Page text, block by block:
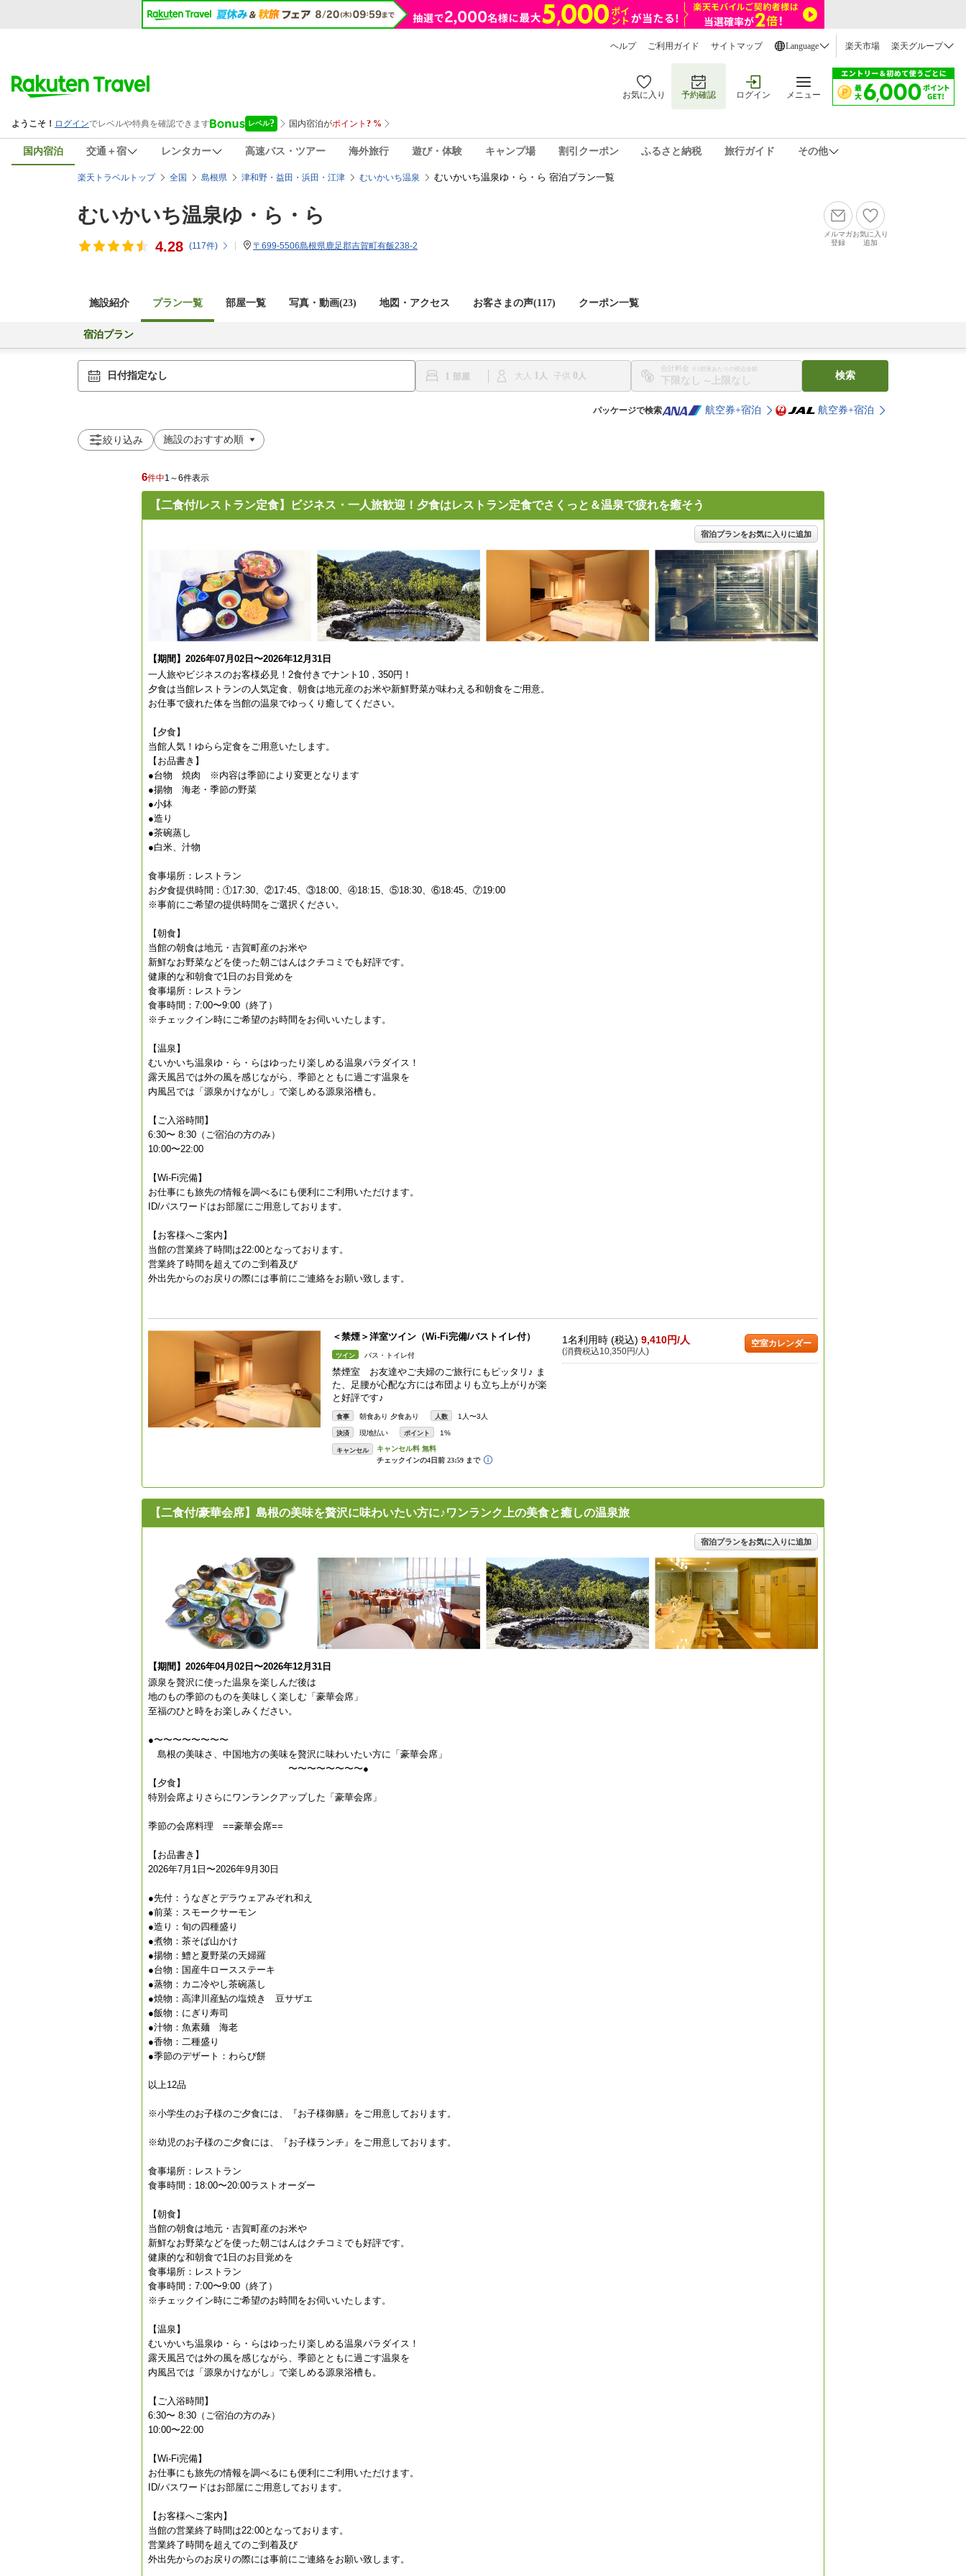
ヘルプ ご利用ガイド サイトマップ Language 楽天市場 楽天グループ
お気に入り 予約確認 ログイン メニュー
国内宿泊 交通＋宿 レンタカー 高速バス・ツアー 海外旅行 遊び・体験 キャンプ場 割引クーポン ふるさと納税 旅行ガイド その他
楽天トラベルトップ 全国 島根県 津和野・益田・浜田・江津 むいかいち温泉 むいかいち温泉ゆ・ら・ら 宿泊プラン一覧
むいかいち温泉ゆ・ら・ら
4.28 (117件) 〒699-5506島根県鹿足郡吉賀町有飯238-2
メルマガ
登録
お気に入り
追加
施設紹介 プラン一覧 部屋一覧 写真・動画(23) 地図・アクセス お客さまの声(117) クーポン一覧
宿泊プラン
日付指定なし 1 大人 1 子供 0
合計料金 ※1部屋あたりの税込金額
〜
検索
パッケージで検索 航空券+宿泊 航空券+宿泊
絞り込み
6件中1～6件表示
【二食付/レストラン定食】ビジネス・一人旅歓迎！夕食はレストラン定食でさくっと＆温泉で疲れを癒そう
宿泊プランをお気に入りに追加
【期間】2026年07月02日〜2026年12月31日
一人旅やビジネスのお客様必見！2食付きでナント10，350円！
夕食は当館レストランの人気定食、朝食は地元産のお米や新鮮野菜が味わえる和朝食をご用意。
お仕事で疲れた体を当館の温泉でゆっくり癒してください。
【夕食】
当館人気！ゆらら定食をご用意いたします。
【お品書き】
●台物 焼肉 ※内容は季節により変更となります
●揚物 海老・季節の野菜
●小鉢
●造り
●茶碗蒸し
●白米、汁物
食事場所：レストラン
お夕食提供時間：①17:30、②17:45、③18:00、④18:15、⑤18:30、⑥18:45、⑦19:00
※事前にご希望の提供時間をご選択ください。
【朝食】
当館の朝食は地元・吉賀町産のお米や
新鮮なお野菜などを使った朝ごはんはクチコミでも好評です。
健康的な和朝食で1日のお目覚めを
食事場所：レストラン
食事時間：7:00〜9:00（終了）
※チェックイン時にご希望のお時間をお伺いいたします。
【温泉】
むいかいち温泉ゆ・ら・らはゆったり楽しめる温泉パラダイス！
露天風呂では外の風を感じながら、季節とともに過ごす温泉を
内風呂では「源泉かけながし」で楽しめる源泉浴槽も。
【ご入浴時間】
6:30〜 8:30（ご宿泊の方のみ）
10:00〜22:00
【Wi-Fi完備】
お仕事にも旅先の情報を調べるにも便利にご利用いただけます。
ID/パスワードはお部屋にご用意しております。
【お客様へご案内】
当館の営業終了時間は22:00となっております。
営業終了時間を超えてのご到着及び
外出先からのお戻りの際には事前にご連絡をお願い致します。
＜禁煙＞洋室ツイン（Wi-Fi完備/バストイレ付）
ツイン バス・トイレ付
禁煙室 お友達やご夫婦のご旅行にもピッタリ♪ ま
た、足腰が心配な方には布団よりも立ち上がりが楽
と好評です♪
食事 朝食あり 夕食あり 人数 1人〜3人
決済 現地払い ポイント 1%
キャンセル
1名利用時 (税込) 9,410円/人
(消費税込10,350円/人)
空室カレンダー
【二食付/豪華会席】島根の美味を贅沢に味わいたい方に♪ワンランク上の美食と癒しの温泉旅
宿泊プランをお気に入りに追加
【期間】2026年04月02日〜2026年12月31日
源泉を贅沢に使った温泉を楽しんだ後は
地のもの季節のものを美味しく楽しむ「豪華会席」
至福のひと時をお楽しみください。
●〜〜〜〜〜〜〜〜
島根の美味さ、中国地方の美味を贅沢に味わいたい方に「豪華会席」
〜〜〜〜〜〜〜〜●
【夕食】
特別会席よりさらにワンランクアップした「豪華会席」
季節の会席料理 ==豪華会席==
【お品書き】
2026年7月1日〜2026年9月30日
●先付：うなぎとデラウェアみぞれ和え
●前菜：スモークサーモン
●造り：旬の四種盛り
●煮物：茶そば山かけ
●揚物：鱧と夏野菜の天婦羅
●台物：国産牛ロースステーキ
●蒸物：カニ冷やし茶碗蒸し
●焼物：高津川産鮎の塩焼き 豆サザエ
●飯物：にぎり寿司
●汁物：魚素麺 海老
●香物：二種盛り
●季節のデザート：わらび餅
以上12品
※小学生のお子様のご夕食には、『お子様御膳』をご用意しております。
※幼児のお子様のご夕食には、『お子様ランチ』をご用意しております。
食事場所：レストラン
食事時間：18:00〜20:00ラストオーダー
【朝食】
当館の朝食は地元・吉賀町産のお米や
新鮮なお野菜などを使った朝ごはんはクチコミでも好評です。
健康的な和朝食で1日のお目覚めを
食事場所：レストラン
食事時間：7:00〜9:00（終了）
※チェックイン時にご希望のお時間をお伺いいたします。
【温泉】
むいかいち温泉ゆ・ら・らはゆったり楽しめる温泉パラダイス！
露天風呂では外の風を感じながら、季節とともに過ごす温泉を
内風呂では「源泉かけながし」で楽しめる源泉浴槽も。
【ご入浴時間】
6:30〜 8:30（ご宿泊の方のみ）
10:00〜22:00
【Wi-Fi完備】
お仕事にも旅先の情報を調べるにも便利にご利用いただけます。
ID/パスワードはお部屋にご用意しております。
【お客様へご案内】
当館の営業終了時間は22:00となっております。
営業終了時間を超えてのご到着及び
外出先からのお戻りの際には事前にご連絡をお願い致します。